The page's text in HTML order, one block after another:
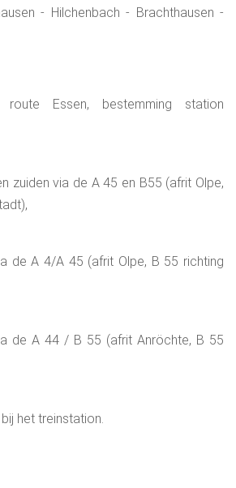
- Hilchenbach - Brachthausen -
Essen, bestemming station
zuiden via de A 45 en B55 (afrit Olpe,
de A 4/A 45 (afrit Olpe, B 55 richting
de A 44 / B 55 (afrit Anröchte, B 55
het treinstation.